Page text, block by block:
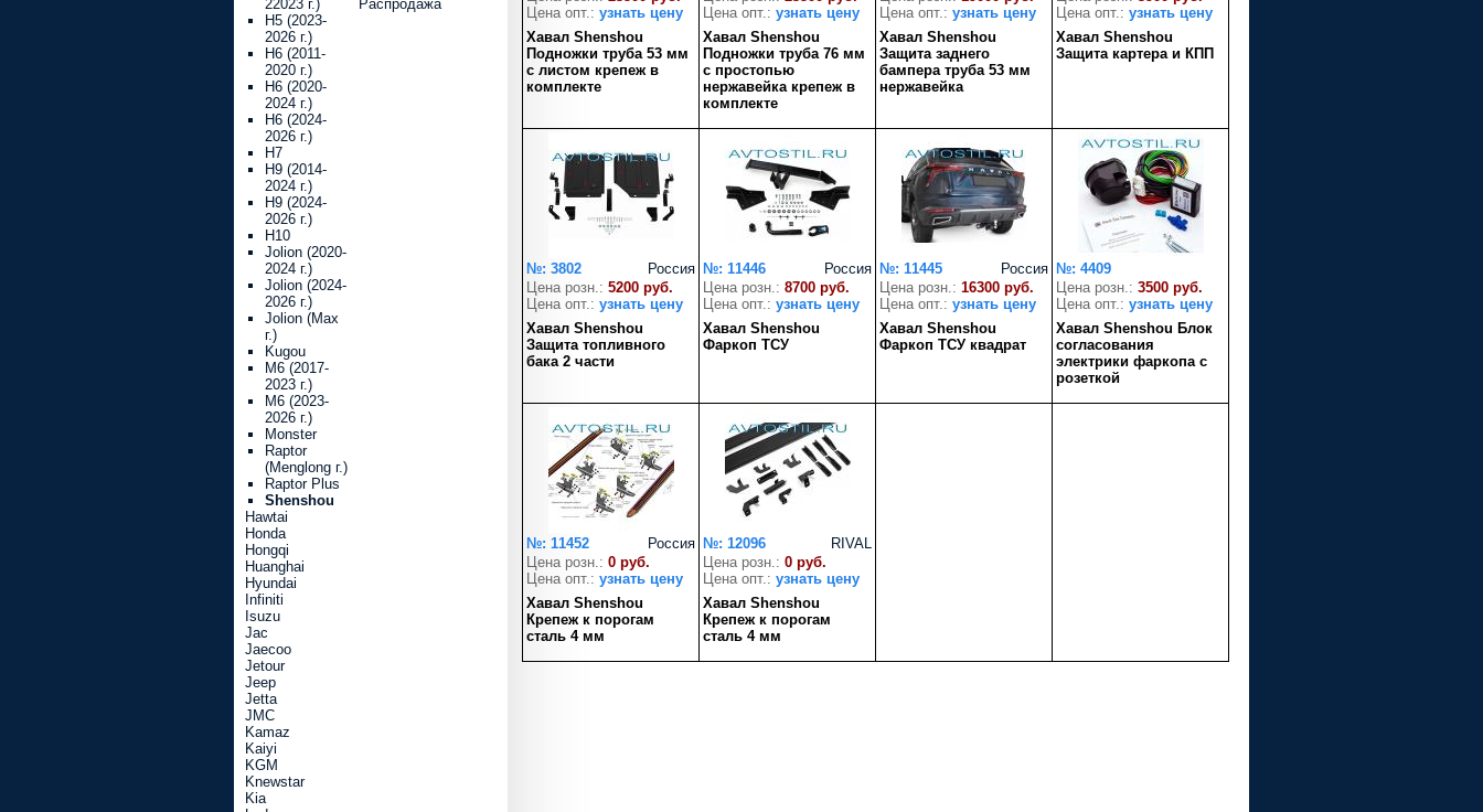
Цена опт.: узнать цену
Хавал Shenshou
Подножки труба 53 мм
с листом крепеж в
комплекте
Цена опт.: узнать цену
Хавал Shenshou
Подножки труба 76 мм
с простопью
нержавейка крепеж в
комплекте
Цена опт.: узнать цену
Хавал Shenshou
Защита заднего
бампера труба 53 мм
нержавейка
Цена опт.: узнать цену
Хавал Shenshou
Защита картера и КПП
Россия
№: 3802
Цена розн.: 5200 руб.
Цена опт.: узнать цену
Хавал Shenshou
Защита топливного
бака 2 части
Россия
№: 11446
Цена розн.: 8700 руб.
Цена опт.: узнать цену
Хавал Shenshou
Фаркоп ТСУ
Россия
№: 11445
Цена розн.: 16300 руб.
Цена опт.: узнать цену
Хавал Shenshou
Фаркоп ТСУ квадрат
№: 4409
Цена розн.: 3500 руб.
Цена опт.: узнать цену
Хавал Shenshou Блок
согласования
электрики фаркопа с
розеткой
Россия
№: 11452
Цена розн.: 0 руб.
Цена опт.: узнать цену
Хавал Shenshou
Крепеж к порогам
сталь 4 мм
RIVAL
№: 12096
Цена розн.: 0 руб.
Цена опт.: узнать цену
Хавал Shenshou
Крепеж к порогам
сталь 4 мм
22023 г.)
H5 (2023-
2026 г.)
H6 (2011-
2020 г.)
H6 (2020-
2024 г.)
H6 (2024-
2026 г.)
H7
H9 (2014-
2024 г.)
H9 (2024-
2026 г.)
H10
Jolion (2020-
2024 г.)
Jolion (2024-
2026 г.)
Jolion (Max
г.)
Kugou
M6 (2017-
2023 г.)
M6 (2023-
2026 г.)
Monster
Raptor
(Menglong г.)
Raptor Plus
Shenshou
Hawtai
Honda
Hongqi
Huanghai
Hyundai
Infiniti
Isuzu
Jac
Jaecoo
Jetour
Jeep
Jetta
JMC
Kamaz
Kaiyi
KGM
Knewstar
Kia
Распродажа